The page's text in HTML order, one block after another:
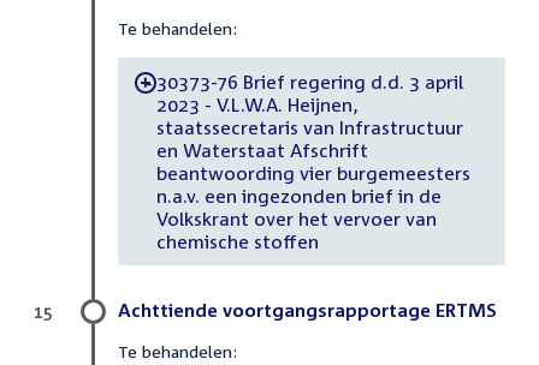
Te behandelen:
-30373-76 Brief regering d.d. 3 april
2023 - V.L.W.A. Heijnen,
staatssecretaris van Infrastructuur
en Waterstaat Afschrift
beantwoording vier burgemeesters
n.a.v. een ingezonden brief in de
Volkskrant over het vervoer van
chemische stoffen
Achttiende voortgangsrapportage ERTMS
Te behandelen:
15